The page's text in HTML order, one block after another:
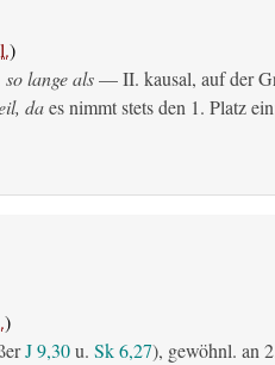
)
so lange als— II. kausal, auf der
daes nimmt stets den 1. Platz
)
J 9,30u. Sk 6,27), gewöhnl. an